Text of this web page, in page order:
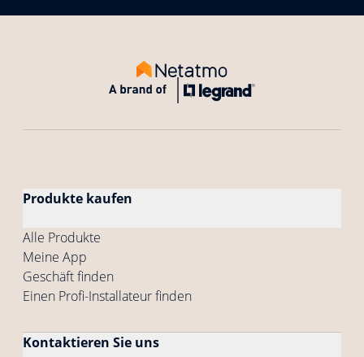
Produkte kaufen
Alle Produkte
Meine App
Geschäft finden
Einen Profi-Installateur finden
Kontaktieren Sie uns